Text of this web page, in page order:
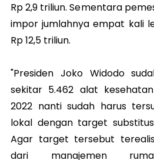
Rp 2,9 triliun. Sementara
impor jumlahnya empat kali
Rp 12,5 triliun.
"Presiden Joko Widodo
sekitar 5.462 alat
2022 nanti sudah harus
lokal dengan target
Agar target tersebut
dari manajemen